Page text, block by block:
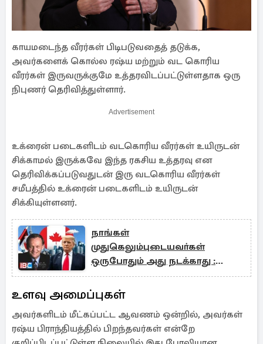
காயமடைந்த வீரர்கள் பிடிபடுவதைத் தடுக்க,
அவர்களைக் கொல்ல ரஷ்ய மற்றும் வட கொரிய
வீரர்கள் இருவருக்குமே உத்தரவிடப்பட்டுள்ளதாக ஒரு
நிபுணர் தெரிவித்துள்ளார்.
Advertisement
உக்ரைன் படைகளிடம் வடகொரிய வீரர்கள் உயிருடன்
சிக்காமல் இருக்கவே இந்த ரகசிய உத்தரவு என
தெரிவிக்கப்படுவதுடன் இரு வடகொரிய வீரர்கள்
சமீபத்தில் உக்ரைன் படைகளிடம் உயிருடன்
சிக்கியுள்ளனர்.
நாங்கள்
முதுகெலும்புடையவா்கள்
ஒருபோதும் அது நடக்காது :
ட்ரம்பிற்கு மற்றொரு பதிலடி
உளவு அமைப்புகள்
அவர்களிடம் மீட்கப்பட்ட ஆவணம் ஒன்றில், அவர்கள்
ரஷ்ய பிராந்தியத்தில் பிறந்தவர்கள் என்றே